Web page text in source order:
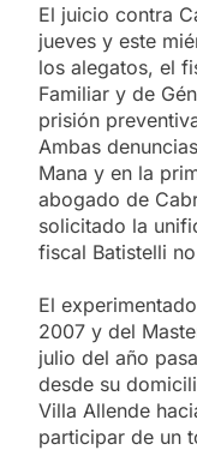
El juicio contra
jueves y este
los alegatos, el
Familiar y de
prisión
Ambas
Mana y en la
abogado de
solicitado la
fiscal Batistelli
El
2007 y del
julio del año
desde su
Villa Allende
participar de un